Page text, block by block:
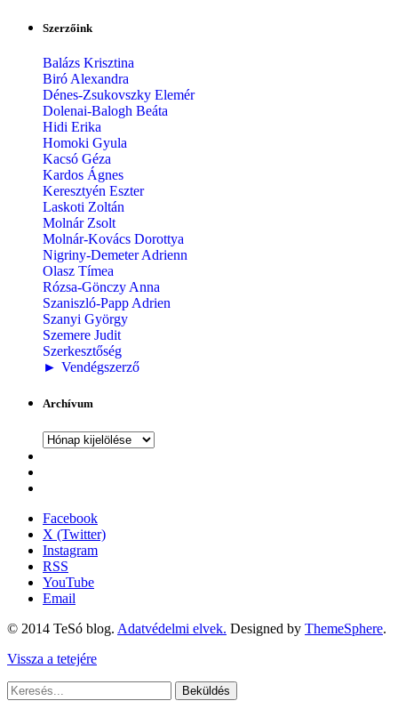
Szerzőink
Balázs Krisztina
Biró Alexandra
Dénes-Zsukovszky Elemér
Dolenai-Balogh Beáta
Hidi Erika
Homoki Gyula
Kacsó Géza
Kardos Ágnes
Keresztyén Eszter
Laskoti Zoltán
Molnár Zsolt
Molnár-Kovács Dorottya
Nigriny-Demeter Adrienn
Olasz Tímea
Rózsa-Gönczy Anna
Szaniszló-Papp Adrien
Szanyi György
Szemere Judit
Szerkesztőség
► Vendégszerző
Archívum
Archívum
Facebook
X (Twitter)
Instagram
RSS
YouTube
Email
© 2014 TeSó blog. Adatvédelmi elvek. Designed by ThemeSphere.
Vissza a tetejére
Beküldés